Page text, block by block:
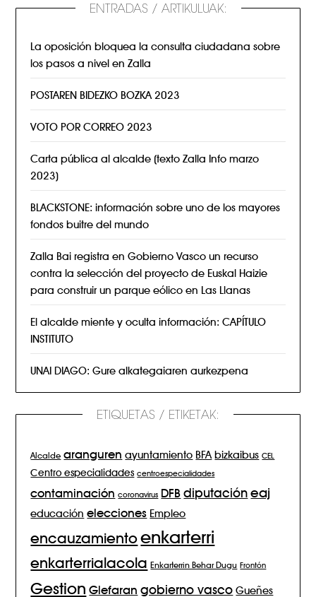
ENTRADAS / ARTIKULUAK:
La oposición bloquea la consulta ciudadana sobre
los pasos a nivel en Zalla
POSTAREN BIDEZKO BOZKA 2023
VOTO POR CORREO 2023
Carta pública al alcalde (texto Zalla Info marzo
2023)
BLACKSTONE: información sobre uno de los mayores
fondos buitre del mundo
Zalla Bai registra en Gobierno Vasco un recurso
contra la selección del proyecto de Euskal Haizie
para construir un parque eólico en Las Llanas
El alcalde miente y oculta información: CAPÍTULO
INSTITUTO
UNAI DIAGO: Gure alkategaiaren aurkezpena
ETIQUETAS / ETIKETAK:
Alcalde aranguren ayuntamiento BFA bizkaibus CEL
Centro especialidades centroespecialidades
contaminación coronavirus DFB diputación eaj
educación elecciones Empleo
encauzamiento enkarterri
enkarterrialacola Enkarterrin Behar Dugu Frontón
Gestion Glefaran gobierno vasco Gueñes